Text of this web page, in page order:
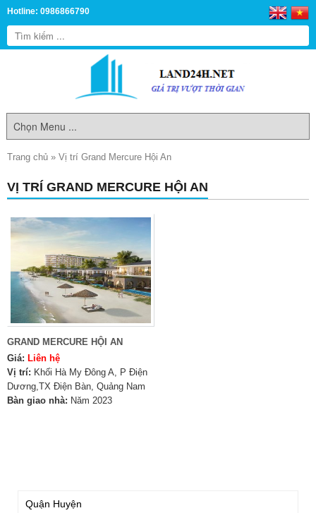
Hotline: 0986866790
Trang chủ » Vị trí Grand Mercure Hội An
VỊ TRÍ GRAND MERCURE HỘI AN
GRAND MERCURE HỘI AN
Giá: Liên hệ
Vị trí: Khối Hà My Đông A, P Điện
Dương,TX Điện Bàn, Quảng Nam
Bàn giao nhà: Năm 2023